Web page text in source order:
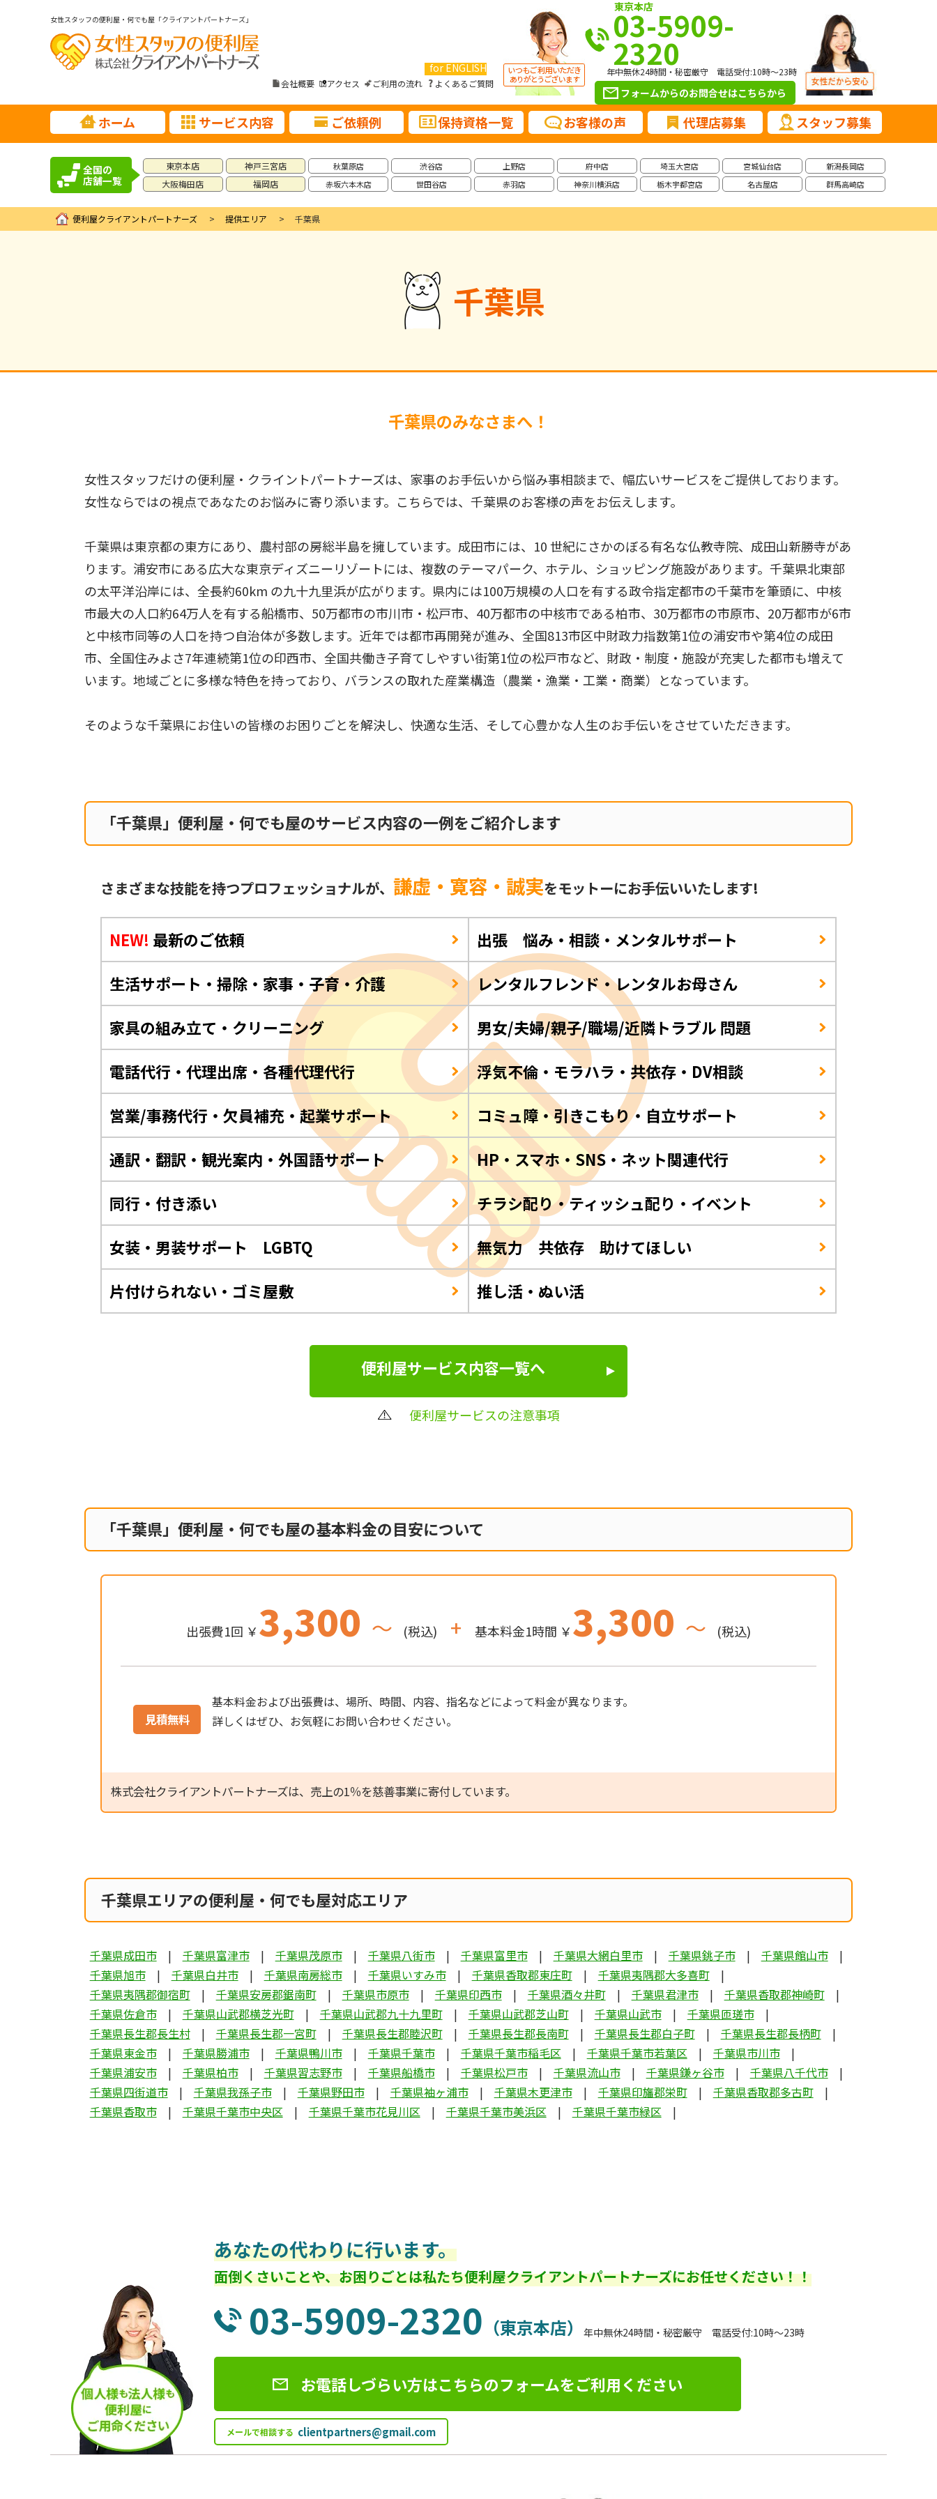
女性スタッフの便利屋・何でも屋「クライアントパートナーズ」
for ENGLISH
会社概要 アクセス ご利用の流れ よくあるご質問
東京本店
03-5909-
2320
年中無休24時間・秘密厳守 電話受付:10時～23時
フォームからのお問合せはこちらから
ホーム サービス内容 ご依頼例 保持資格一覧 お客様の声 代理店募集 スタッフ募集
全国の
店舗一覧
東京本店
大阪梅田店
神戸三宮店
福岡店
秋葉原店
赤坂六本木店
渋谷店
世田谷店
上野店
赤羽店
府中店
神奈川横浜店
埼玉大宮店
栃木宇都宮店
宮城仙台店
名古屋店
新潟長岡店
群馬高崎店
便利屋クライアントパートナーズ 提供エリア 千葉県
千葉県
千葉県のみなさまへ！
女性スタッフだけの便利屋・クライントパートナーズは、家事のお手伝いから悩み事相談まで、幅広いサービスをご提供しております。
女性ならではの視点であなたのお悩みに寄り添います。こちらでは、千葉県のお客様の声をお伝えします。
千葉県は東京都の東方にあり、農村部の房総半島を擁しています。成田市には、10 世紀にさかのぼる有名な仏教寺院、成田山新勝寺があ
ります。浦安市にある広大な東京ディズニーリゾートには、複数のテーマパーク、ホテル、ショッピング施設があります。千葉県北東部
の太平洋沿岸には、全長約60km の九十九里浜が広がります。県内には100万規模の人口を有する政令指定都市の千葉市を筆頭に、中核
市最大の人口約64万人を有する船橋市、50万都市の市川市・松戸市、40万都市の中核市である柏市、30万都市の市原市、20万都市が6市
と中核市同等の人口を持つ自治体が多数します。近年では都市再開発が進み、全国813市区中財政力指数第1位の浦安市や第4位の成田
市、全国住みよさ7年連続第1位の印西市、全国共働き子育てしやすい街第1位の松戸市など、財政・制度・施設が充実した都市も増えて
います。地域ごとに多様な特色を持っており、バランスの取れた産業構造（農業・漁業・工業・商業）となっています。
そのような千葉県にお住いの皆様のお困りごとを解決し、快適な生活、そして心豊かな人生のお手伝いをさせていただきます。
「千葉県」便利屋・何でも屋のサービス内容の一例をご紹介します
さまざまな技能を持つプロフェッショナルが、謙虚・寛容・誠実をモットーにお手伝いいたします!
NEW! 最新のご依頼
出張 悩み・相談・メンタルサポート
生活サポート・掃除・家事・子育・介護
レンタルフレンド・レンタルお母さん
家具の組み立て・クリーニング
男女/夫婦/親子/職場/近隣トラブル 問題
電話代行・代理出席・各種代理代行
浮気不倫・モラハラ・共依存・DV相談
営業/事務代行・欠員補充・起業サポート
コミュ障・引きこもり・自立サポート
通訳・翻訳・観光案内・外国語サポート
HP・スマホ・SNS・ネット関連代行
同行・付き添い
チラシ配り・ティッシュ配り・イベント
女装・男装サポート LGBTQ
無気力 共依存 助けてほしい
片付けられない・ゴミ屋敷
推し活・ぬい活
便利屋サービス内容一覧へ
便利屋サービスの注意事項
「千葉県」便利屋・何でも屋の基本料金の目安について
出張費1回 ￥3,300 ～ (税込) + 基本料金1時間 ￥3,300 ～ (税込)
見積無料
基本料金および出張費は、場所、時間、内容、指名などによって料金が異なります。
詳しくはぜひ、お気軽にお問い合わせください。
株式会社クライアントパートナーズは、売上の1％を慈善事業に寄付しています。
千葉県エリアの便利屋・何でも屋対応エリア
千葉県成田市 千葉県富津市 千葉県茂原市 千葉県八街市 千葉県富里市 千葉県大網白里市 千葉県銚子市
千葉県館山市
千葉県旭市
千葉県白井市 千葉県南房総市 千葉県いすみ市 千葉県香取郡東庄町
千葉県夷隅郡大多喜町
千葉県夷隅郡御宿町
千葉県安房郡鋸南町 千葉県市原市 千葉県印西市 千葉県酒々井町 千葉県君津市
千葉県香取郡神崎町
千葉県佐倉市
千葉県山武郡横芝光町 千葉県山武郡九十九里町 千葉県山武郡芝山町 千葉県山武市
千葉県匝瑳市
千葉県長生郡長生村
千葉県長生郡一宮町 千葉県長生郡睦沢町 千葉県長生郡長南町 千葉県長生郡白子町
千葉県長生郡長柄町
千葉県東金市
千葉県勝浦市 千葉県鴨川市 千葉県千葉市 千葉県千葉市稲毛区 千葉県千葉市若葉区
千葉県市川市
千葉県浦安市
千葉県柏市 千葉県習志野市 千葉県船橋市 千葉県松戸市 千葉県流山市 千葉県鎌ヶ谷市
千葉県八千代市
千葉県四街道市
千葉県我孫子市 千葉県野田市 千葉県袖ヶ浦市 千葉県木更津市 千葉県印旛郡栄町
千葉県香取郡多古町
千葉県香取市
千葉県千葉市中央区 千葉県千葉市花見川区 千葉県千葉市美浜区 千葉県千葉市緑区
あなたの代わりに行います。
面倒くさいことや、お困りごとは私たち便利屋クライアントパートナーズにお任せください！！
03-5909-2320 （東京本店） 年中無休24時間・秘密厳守 電話受付:10時～23時
お電話しづらい方はこちらのフォームをご利用ください
メールで相談する clientpartners@gmail.com